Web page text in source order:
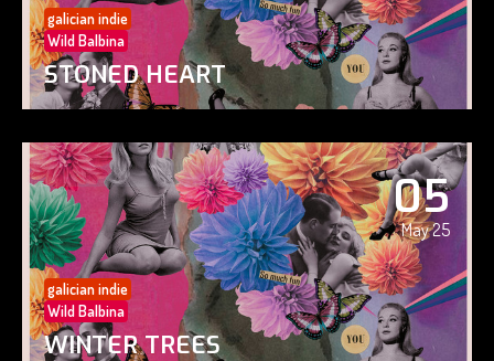
galician indie
Wild Balbina
STONED HEART
05
May 25
galician indie
Wild Balbina
WINTER TREES